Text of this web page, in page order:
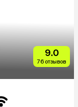
9.0
76 отзывов